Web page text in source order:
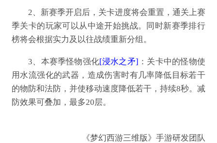
2、新赛季开启后，关卡进度将会重置，通关上赛
季关卡的玩家可以从中途开始挑战。同时新赛季排行
榜将会根据实力及以往战绩重新分组。
3、本赛季怪物强化[浸水之矛] ：关卡中的怪物使
用水流强化的武器，造成伤害时有几率降低目标若干
的物防和法防，并使移动速度降低若干，持续8秒。减
防效果可叠加，最多20层。
《梦幻西游三维版》手游研发团队